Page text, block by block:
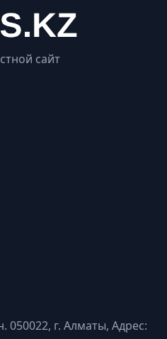
сайт
050022, г. Алматы, Адрес: